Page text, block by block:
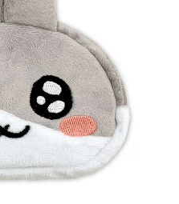
ばいばいべあ
ゆるあにまる
ウサコレフレンズ
その他
物
モバイル
アイテム